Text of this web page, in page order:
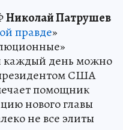
Николай Патрушев
правде»
каждый день можно
США
помощник
нового главы
не все элиты